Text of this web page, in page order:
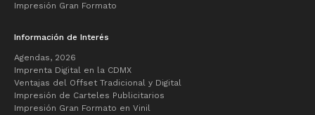
Impresión Gran Formato
Información de Interés
Agendas, 2026
Imprenta Digital en la CDMX
Ventajas del Offset Tradicional y Digital
Impresión de Carteles Publicitarios
Impresión Gran Formato en Vinil